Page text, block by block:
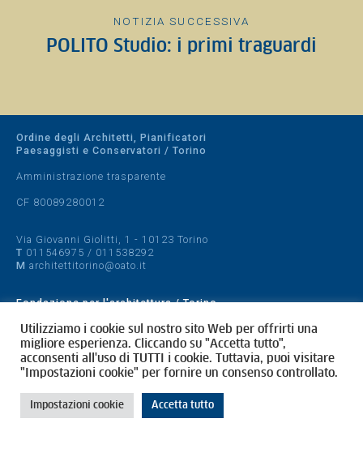
NOTIZIA SUCCESSIVA
POLITO Studio: i primi traguardi
Ordine degli Architetti, Pianificatori
Paesaggisti e Conservatori / Torino
Amministrazione trasparente
CF 80089280012
Via Giovanni Giolitti, 1 - 10123 Torino
T 011546975 / 011538292
M architettitorino@oato.it
Fondazione per l'architettura / Torino
Designed by quattrolinee.it
Cookie Policy
Privacy Policy
Utilizziamo i cookie sul nostro sito Web per offrirti una
migliore esperienza. Cliccando su "Accetta tutto",
acconsenti all'uso di TUTTI i cookie. Tuttavia, puoi visitare
"Impostazioni cookie" per fornire un consenso controllato.
Impostazioni cookie Accetta tutto